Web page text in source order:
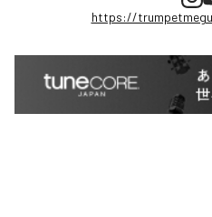
https://